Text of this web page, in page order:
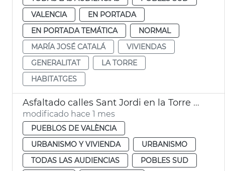
VALENCIA
EN PORTADA
EN PORTADA TEMÁTICA
NORMAL
MARÍA JOSÉ CATALÁ
VIVIENDAS
GENERALITAT
LA TORRE
HABITATGES
Asfaltado calles Sant Jordi en la Torre València
modificado hace 1 mes
PUEBLOS DE VALÈNCIA
URBANISMO Y VIVIENDA
URBANISMO
TODAS LAS AUDIENCIAS
POBLES SUD